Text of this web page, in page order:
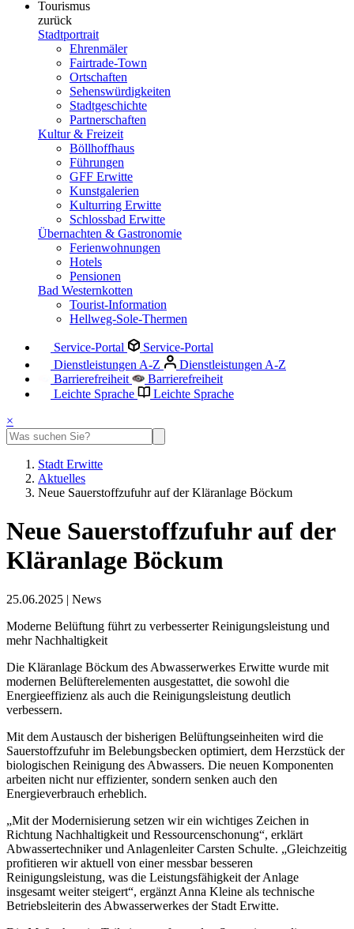
Tourismus
zurück
Stadtportrait
Ehrenmäler
Fairtrade-Town
Ortschaften
Sehenswürdigkeiten
Stadtgeschichte
Partnerschaften
Kultur & Freizeit
Böllhoffhaus
Führungen
GFF Erwitte
Kunstgalerien
Kulturring Erwitte
Schlossbad Erwitte
Übernachten & Gastronomie
Ferienwohnungen
Hotels
Pensionen
Bad Westernkotten
Tourist-Information
Hellweg-Sole-Thermen
Service-Portal
Service-Portal
Dienstleistungen A-Z
Dienstleistungen A-Z
Barrierefreiheit
Barrierefreiheit
Leichte Sprache
Leichte Sprache
×
Stadt Erwitte
Aktuelles
Neue Sauerstoffzufuhr auf der Kläranlage Böckum
Neue Sauerstoffzufuhr auf der
Kläranlage Böckum
25.06.2025 | News
Moderne Belüftung führt zu verbesserter Reinigungsleistung und
mehr Nachhaltigkeit
Die Kläranlage Böckum des Abwasserwerkes Erwitte wurde mit
modernen Belüfterelementen ausgestattet, die sowohl die
Energieeffizienz als auch die Reinigungsleistung deutlich
verbessern.
Mit dem Austausch der bisherigen Belüftungseinheiten wird die
Sauerstoffzufuhr im Belebungsbecken optimiert, dem Herzstück der
biologischen Reinigung des Abwassers. Die neuen Komponenten
arbeiten nicht nur effizienter, sondern senken auch den
Energieverbrauch erheblich.
„Mit der Modernisierung setzen wir ein wichtiges Zeichen in
Richtung Nachhaltigkeit und Ressourcenschonung“, erklärt
Abwassertechniker und Anlagenleiter Carsten Schulte. „Gleichzeitig
profitieren wir aktuell von einer messbar besseren
Reinigungsleistung, was die Leistungsfähigkeit der Anlage
insgesamt weiter steigert“, ergänzt Anna Kleine als technische
Betriebsleiterin des Abwasserwerkes der Stadt Erwitte.